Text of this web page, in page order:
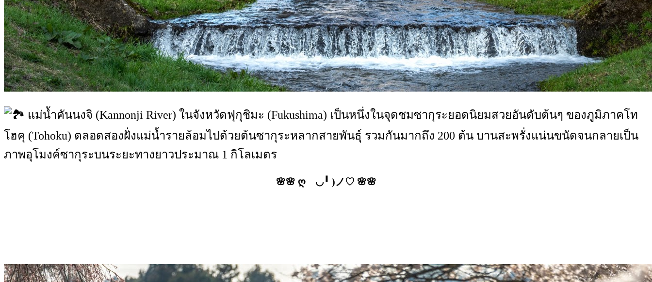
แม่น้ำคันนงจิ (Kannonji River) ในจังหวัดฟุกุชิมะ (Fukushima) เป็นหนึ่งในจุดชมซากุระยอดนิยมสวยอันดับต้นๆ ของภูมิภาคโท
โฮคุ (Tohoku) ตลอดสองฝั่งแม่น้ำรายล้อมไปด้วยต้นซากุระหลากสายพันธุ์ รวมกันมากถึง 200 ต้น บานสะพรั่งแน่นขนัดจนกลายเป็น
ภาพอุโมงค์ซากุระบนระยะทางยาวประมาณ 1 กิโลเมตร
🌸🌸 ღゝ◡╹ )ノ♡ 🌸🌸